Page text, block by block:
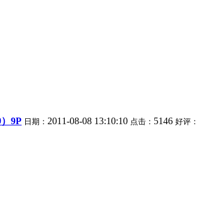
9P 日期： 2011-08-08 13:10:10 点击： 5146 好评：